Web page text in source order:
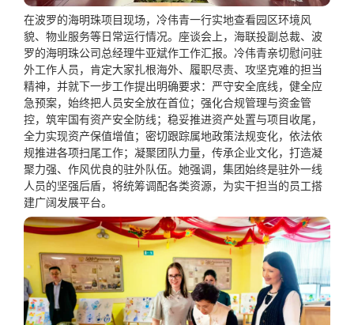
在波罗的海明珠项目现场，冷伟青一行实地查看园区环境风
貌、物业服务等日常运行情况。座谈会上，海联投副总裁、波
罗的海明珠公司总经理牛亚斌作工作汇报。冷伟青亲切慰问驻
外工作人员，肯定大家扎根海外、履职尽责、攻坚克难的担当
精神，并就下一步工作提出明确要求：严守安全底线，健全应
急预案，始终把人员安全放在首位；强化合规管理与资金管
控，筑牢国有资产安全防线；稳妥推进资产处置与项目收尾，
全力实现资产保值增值；密切跟踪属地政策法规变化，依法依
规推进各项扫尾工作；凝聚团队力量，传承企业文化，打造凝
聚力强、作风优良的驻外队伍。她强调，集团始终是驻外一线
人员的坚强后盾，将统筹调配各类资源，为实干担当的员工搭
建广阔发展平台。